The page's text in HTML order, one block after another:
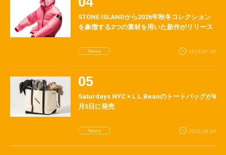
STONE ISLANDから2026年秋冬コレクション
を象徴する2つの素材を用いた新作がリリース
News 2026.07.29
Saturdays NYC × L.L.Beanのトートバッグが8
月5日に発売
News 2026.08.04